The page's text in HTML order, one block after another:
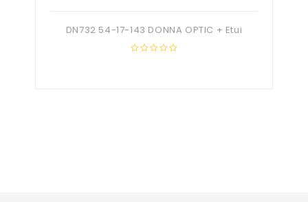
DN732 54-17-143 DONNA OPTIC + Etui